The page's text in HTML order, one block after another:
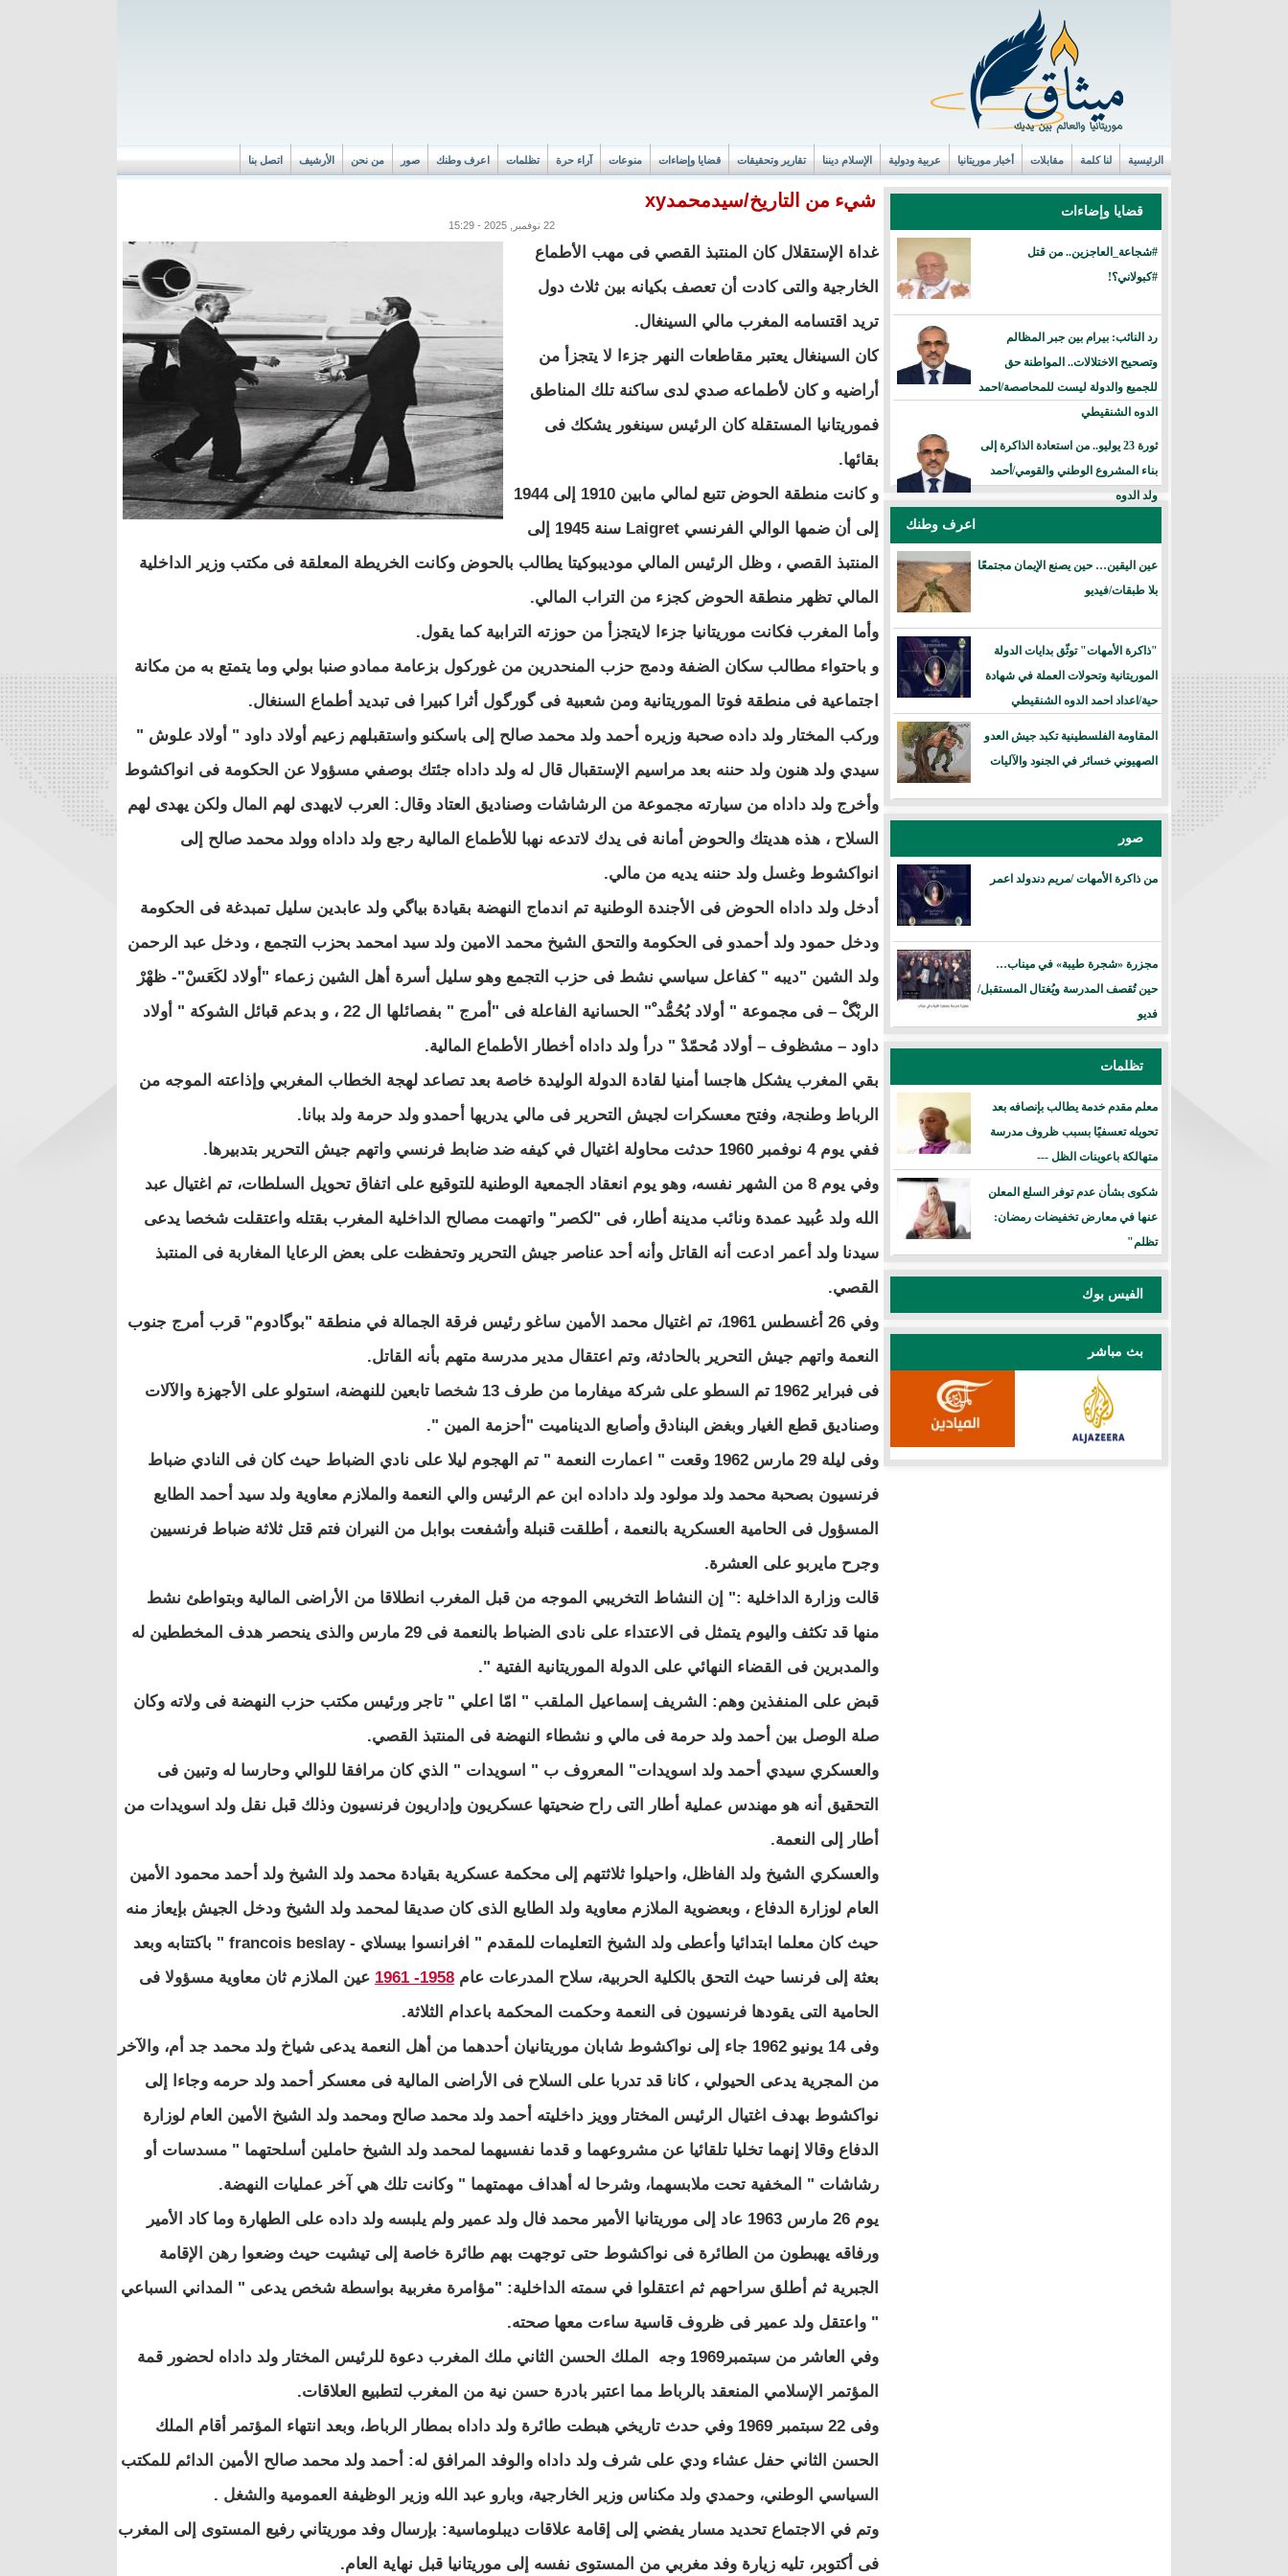
الرئيسية لنا كلمة مقابلات أخبار موريتانيا عربية ودولية الإسلام ديننا تقارير وتحقيقات قضايا وإضاءات منوعات آراء حرة تظلمات اعرف وطنك صور من نحن الأرشيف اتصل بنا
شيء من التاريخ/سيدمحمدxy
22 نوفمبر, 2025 - 15:29
غداة الإستقلال كان المنتبذ القصي فى مهب الأطماع
الخارجية والتى كادت أن تعصف بكيانه بين ثلاث دول
تريد اقتسامه المغرب مالي السينغال.
كان السينغال يعتبر مقاطعات النهر جزءا لا يتجزأ من
أراضيه و كان لأطماعه صدي لدى ساكنة تلك المناطق
فموريتانيا المستقلة كان الرئيس سينغور يشكك فى
بقائها.
و كانت منطقة الحوض تتبع لمالي مابين 1910 إلى 1944
إلى أن ضمها الوالي الفرنسي Laigret سنة 1945 إلى
المنتبذ القصي ، وظل الرئيس المالي موديبوكيتا يطالب بالحوض وكانت الخريطة المعلقة فى مكتب وزير الداخلية
المالي تظهر منطقة الحوض كجزء من التراب المالي.
وأما المغرب فكانت موريتانيا جزءا لايتجزأ من حوزته الترابية كما يقول.
و باحتواء مطالب سكان الضفة ودمج حزب المنحدرين من غوركول بزعامة ممادو صنبا بولي وما يتمتع به من مكانة
اجتماعية فى منطقة فوتا الموريتانية ومن شعبية فى گورگول أثرا كبيرا فى تبديد أطماع السنغال.
وركب المختار ولد داده صحبة وزيره أحمد ولد محمد صالح إلى باسكنو واستقبلهم زعيم أولاد داود " أولاد علوش "
سيدي ولد هنون ولد حننه بعد مراسيم الإستقبال قال له ولد داداه جئتك بوصفي مسؤولا عن الحكومة فى انواكشوط
وأخرج ولد داداه من سيارته مجموعة من الرشاشات وصناديق العتاد وقال: العرب لايهدى لهم المال ولكن يهدى لهم
السلاح ، هذه هديتك والحوض أمانة فى يدك لاتدعه نهبا للأطماع المالية رجع ولد داداه وولد محمد صالح إلى
انواكشوط وغسل ولد حننه يديه من مالي.
أدخل ولد داداه الحوض فى الأجندة الوطنية تم اندماج النهضة بقيادة بياگي ولد عابدين سليل تمبدغة فى الحكومة
ودخل حمود ولد أحمدو فى الحكومة والتحق الشيخ محمد الامين ولد سيد امحمد بحزب التجمع ، ودخل عبد الرحمن
ولد الشين "ديبه " كفاعل سياسي نشط فى حزب التجمع وهو سليل أسرة أهل الشين زعماء "أولاد لكَعَسْ"- ظهْرْ
الربْگْ – فى مجموعة " أولاد بُحُمُّد ْ" الحسانية الفاعلة فى "أمرج " بفصائلها ال 22 ، و بدعم قبائل الشوكة " أولاد
داود – مشظوف – أولاد مُحمّدْ " درأ ولد داداه أخطار الأطماع المالية.
بقي المغرب يشكل هاجسا أمنيا لقادة الدولة الوليدة خاصة بعد تصاعد لهجة الخطاب المغربي وإذاعته الموجه من
الرباط وطنجة، وفتح معسكرات لجيش التحرير فى مالي يدريها أحمدو ولد حرمة ولد ببانا.
ففي يوم 4 نوفمبر 1960 حدثت محاولة اغتيال في كيفه ضد ضابط فرنسي واتهم جيش التحرير بتدبيرها.
وفي يوم 8 من الشهر نفسه، وهو يوم انعقاد الجمعية الوطنية للتوقيع على اتفاق تحويل السلطات، تم اغتيال عبد
الله ولد عُبيد عمدة ونائب مدينة أطار، فى "لكصر" واتهمت مصالح الداخلية المغرب بقتله واعتقلت شخصا يدعى
سيدنا ولد أعمر ادعت أنه القاتل وأنه أحد عناصر جيش التحرير وتحفظت على بعض الرعايا المغاربة فى المنتبذ
القصي.
وفي 26 أغسطس 1961، تم اغتيال محمد الأمين ساغو رئيس فرقة الجمالة في منطقة "بوگادوم" قرب أمرج جنوب
النعمة واتهم جيش التحرير بالحادثة، وتم اعتقال مدير مدرسة متهم بأنه القاتل.
فى فبراير 1962 تم السطو على شركة ميفارما من طرف 13 شخصا تابعين للنهضة، استولو على الأجهزة والآلات
وصناديق قطع الغيار وبغض البنادق وأصابع الديناميت "أحزمة المين ".
وفى ليلة 29 مارس 1962 وقعت " اعمارت النعمة " تم الهجوم ليلا على نادي الضباط حيث كان فى النادي ضباط
فرنسيون بصحبة محمد ولد مولود ولد داداده ابن عم الرئيس والي النعمة والملازم معاوية ولد سيد أحمد الطايع
المسؤول فى الحامية العسكرية بالنعمة ، أطلقت قنبلة وأشفعت بوابل من النيران فتم قتل ثلاثة ضباط فرنسيين
وجرح مايربو على العشرة.
قالت وزارة الداخلية :" إن النشاط التخريبي الموجه من قبل المغرب انطلاقا من الأراضى المالية وبتواطئ نشط
منها قد تكثف واليوم يتمثل فى الاعتداء على نادى الضباط بالنعمة فى 29 مارس والذى ينحصر هدف المخططين له
والمدبرين فى القضاء النهائي على الدولة الموريتانية الفتية ".
قبض على المنفذين وهم: الشريف إسماعيل الملقب " امّا اعلي " تاجر ورئيس مكتب حزب النهضة فى ولاته وكان
صلة الوصل بين أحمد ولد حرمة فى مالي و نشطاء النهضة فى المنتبذ القصي.
والعسكري سيدي أحمد ولد اسويدات" المعروف ب " اسويدات " الذي كان مرافقا للوالي وحارسا له وتبين فى
التحقيق أنه هو مهندس عملية أطار التى راح ضحيتها عسكريون وإداريون فرنسيون وذلك قبل نقل ولد اسويدات من
أطار إلى النعمة.
والعسكري الشيخ ولد الفاظل، واحيلوا ثلاثتهم إلى محكمة عسكرية بقيادة محمد ولد الشيخ ولد أحمد محمود الأمين
العام لوزارة الدفاع ، وبعضوية الملازم معاوية ولد الطايع الذى كان صديقا لمحمد ولد الشيخ ودخل الجيش بإيعاز منه
حيث كان معلما ابتدائيا وأعطى ولد الشيخ التعليمات للمقدم " افرانسوا بيسلاي - francois beslay " باكتتابه وبعد
بعثة إلى فرنسا حيث التحق بالكلية الحربية، سلاح المدرعات عام 1958- 1961
عين الملازم ثان معاوية مسؤولا فى
الحامية التى يقودها فرنسيون فى النعمة وحكمت المحكمة باعدام الثلاثة.
وفى 14 يونيو 1962 جاء إلى نواكشوط شابان موريتانيان أحدهما من أهل النعمة يدعى شياخ ولد محمد جد أم، والآخر
من المجرية يدعى الحيولي ، كانا قد تدربا على السلاح فى الأراضى المالية فى معسكر أحمد ولد حرمه وجاءا إلى
نواكشوط بهدف اغتيال الرئيس المختار وويز داخليته أحمد ولد محمد صالح ومحمد ولد الشيخ الأمين العام لوزارة
الدفاع وقالا إنهما تخليا تلقائيا عن مشروعهما و قدما نفسيهما لمحمد ولد الشيخ حاملين أسلحتهما " مسدسات أو
رشاشات " المخفية تحت ملابسهما، وشرحا له أهداف مهمتهما " وكانت تلك هي آخر عمليات النهضة.
يوم 26 مارس 1963 عاد إلى موريتانيا الأمير محمد فال ولد عمير ولم يلبسه ولد داده على الطهارة وما كاد الأمير
ورفاقه يهبطون من الطائرة فى نواكشوط حتى توجهت بهم طائرة خاصة إلى تيشيت حيث وضعوا رهن الإقامة
الجبرية ثم أطلق سراحهم ثم اعتقلوا في سمته الداخلية: "مؤامرة مغربية بواسطة شخص يدعى " المداني السباعي
" واعتقل ولد عمير فى ظروف قاسية ساءت معها صحته.
وفي العاشر من سبتمبر1969 وجه الملك الحسن الثاني ملك المغرب دعوة للرئيس المختار ولد داداه لحضور قمة
المؤتمر الإسلامي المنعقد بالرباط مما اعتبر بادرة حسن نية من المغرب لتطبيع العلاقات.
وفى 22 سبتمبر 1969 وفي حدث تاريخي هبطت طائرة ولد داداه بمطار الرباط، وبعد انتهاء المؤتمر أقام الملك
الحسن الثاني حفل عشاء ودي على شرف ولد داداه والوفد المرافق له: أحمد ولد محمد صالح الأمين الدائم للمكتب
السياسي الوطني، وحمدي ولد مكناس وزير الخارجية، وبارو عبد الله وزير الوظيفة العمومية والشغل .
وتم في الاجتماع تحديد مسار يفضي إلى إقامة علاقات ديبلوماسية: بإرسال وفد موريتاني رفيع المستوى إلى المغرب
فى أكتوبر، تليه زيارة وفد مغربي من المستوى نفسه إلى موريتانيا قبل نهاية العام.
قضايا وإضاءات
#شجاعة_العاجزين.. من قتل
#كبولاني؟!
رد النائب: بيرام بين جبر المظالم
وتصحيح الاختلالات.. المواطنة حق
للجميع والدولة ليست للمحاصصة/احمد
الدوه الشنقيطي
ثورة 23 يوليو.. من استعادة الذاكرة إلى
بناء المشروع الوطني والقومي/أحمد
ولد الدوه
اعرف وطنك
عين اليقين… حين يصنع الإيمان مجتمعًا
بلا طبقات/فيديو
"ذاكرة الأمهات" توثّق بدايات الدولة
الموريتانية وتحولات العملة في شهادة
حية/اعداد احمد الدوه الشنقيطي
المقاومة الفلسطينية تكبد جيش العدو
الصهيوني خسائر في الجنود والآليات
صور
من ذاكرة الأمهات /مريم دندولد اعمر
مجزرة «شجرة طيبة» في ميناب…
حين تُقصف المدرسة ويُغتال المستقبل/
فديو
تظلمات
معلم مقدم خدمة يطالب بإنصافه بعد
تحويله تعسفيًا بسبب ظروف مدرسة
متهالكة باعوينات الظل ---
شكوى بشأن عدم توفر السلع المعلن
عنها في معارض تخفيضات رمضان:
تظلم"
الفيس بوك
بث مباشر